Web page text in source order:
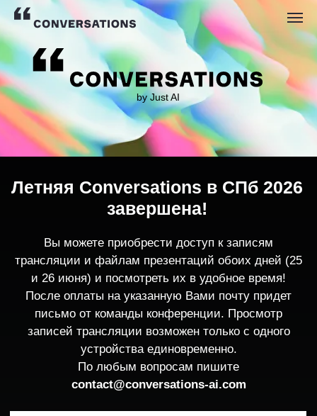
by Just AI
трансляции и файлам презентаций обоих дней (25
После оплаты на указанную Вами почту придет
записей трансляции возможен только с одного
устройства единовременно.
По любым вопросам пишите
contact@conversations-ai.co m
Летняя Conversations в СПб 2026
завершена!
Ждем вас 2 декабря на
Conversations 2026 в Москве